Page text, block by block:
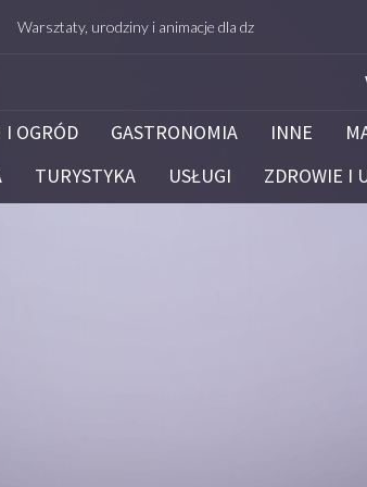
urodziny i animacje dla dzieci – Białystok –
I OGRÓD GASTRONOMIA INNE
TURYSTYKA USŁUGI ZDROWIE I